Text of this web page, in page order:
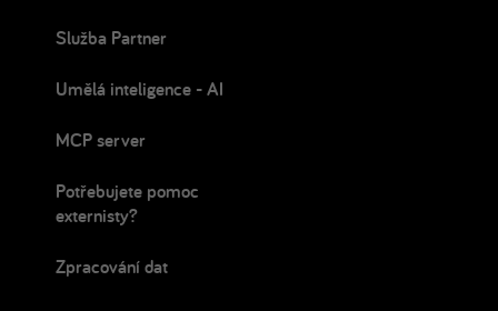
Služba Partner
Umělá inteligence - AI
MCP server
Potřebujete pomoc
externisty?
Zpracování dat